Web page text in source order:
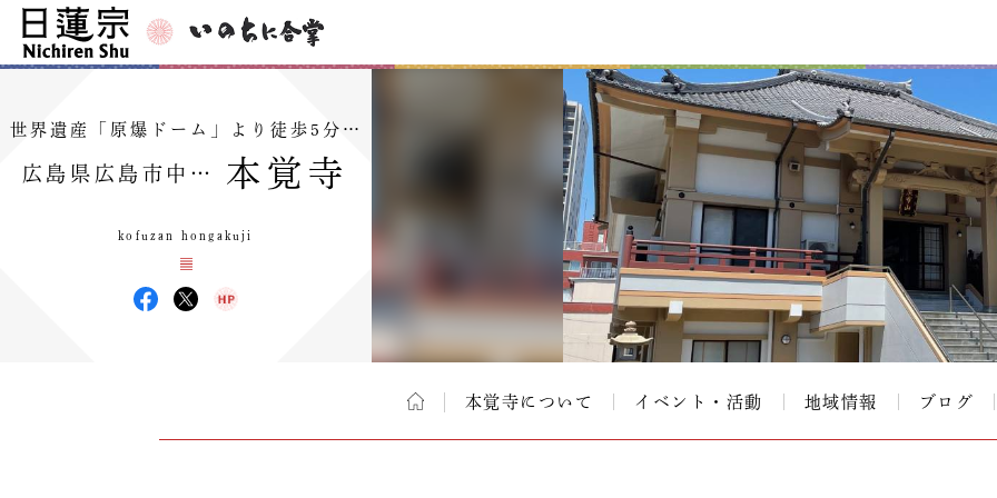
世界遺産「原爆ドーム」より徒歩5分…
広島県広島市中… 本覚寺
kofuzan hongakuji
本覚寺について イベント・活動 地域情報 ブログ